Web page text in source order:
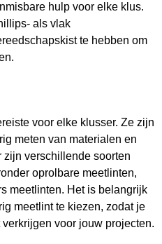
hulp voor elke klus.
als vlak
te hebben om
voor elke klusser. Ze zijn
meten van materialen en
zijn verschillende soorten
oprolbare meetlinten,
meetlinten. Het is belangrijk
meetlint te kiezen, zodat je
voor jouw projecten.